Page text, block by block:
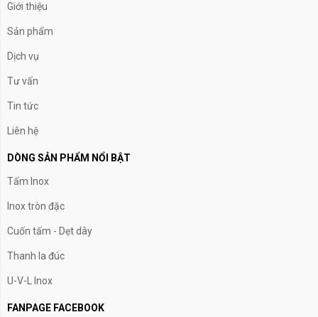
Giới thiệu
Sản phẩm
Dịch vụ
Tư vấn
Tin tức
Liên hệ
DÒNG SẢN PHẨM NỔI BẬT
Tấm Inox
Inox tròn đặc
Cuốn tấm - Dẹt dây
Thanh la đúc
U-V-L Inox
FANPAGE FACEBOOK